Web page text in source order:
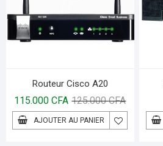
Routeur Cisco A20
125.000CFA
115.000CFA
AJOUTER AU PANIER